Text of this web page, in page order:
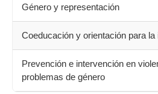
Género y representación
Coeducación y orientación para la
Prevención e intervención en
problemas de género